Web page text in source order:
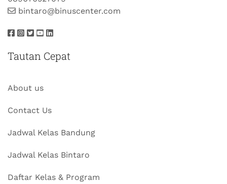
bintaro@binuscenter.com
Tautan Cepat
About us
Contact Us
Jadwal Kelas Bandung
Jadwal Kelas Bintaro
Daftar Kelas & Program